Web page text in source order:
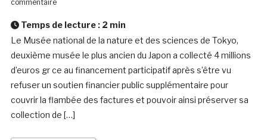
commentaire
Temps de lecture : 2 min
Le Musée national de la nature et des sciences de Tokyo,
deuxième musée le plus ancien du Japon a collecté 4 millions
d’euros gr ce au financement participatif après s’être vu
refuser un soutien financier public supplémentaire pour
couvrir la flambée des factures et pouvoir ainsi préserver sa
collection de […]